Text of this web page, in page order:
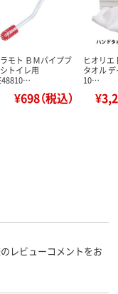
モト ＢＭパイプブ
トイレ用
¥698（税込）
ヒオリエ
タオル
10…
レビューコメントをお